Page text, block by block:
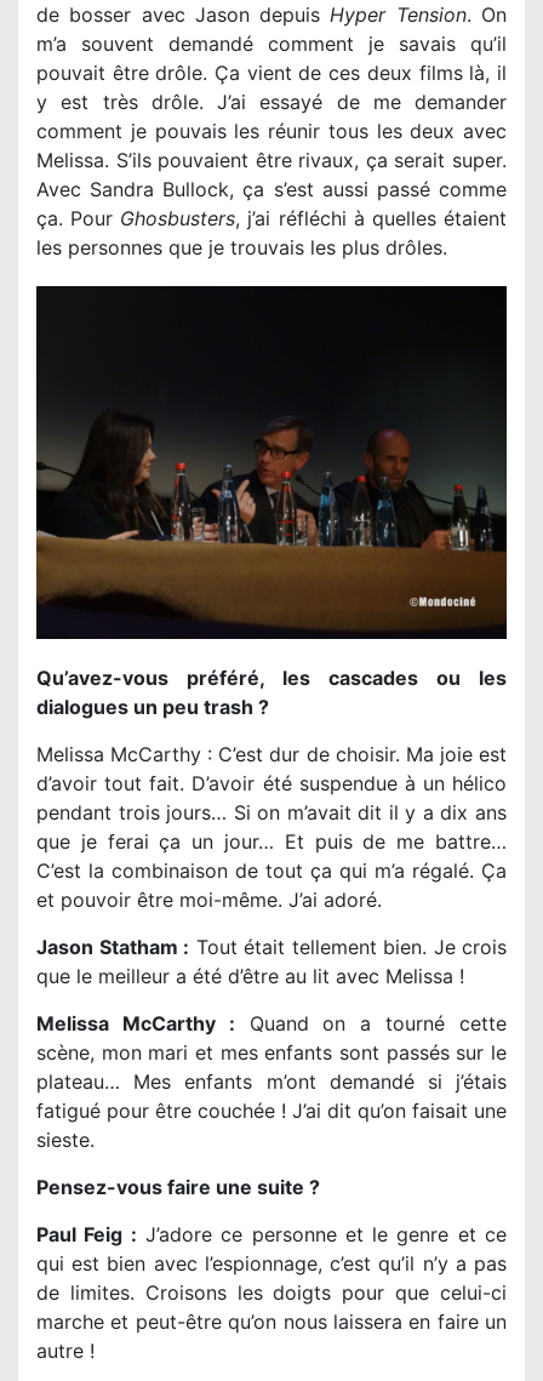
de bosser avec Jason depuisHyper Tension. On
m’a souvent demandé comment je savais qu’il
pouvait être drôle. Ça vient de ces deux films là, il
y est très drôle. J’ai essayé de me demander
comment je pouvais les réunir tous les deux avec
Melissa. S’ils pouvaient être rivaux, ça serait super.
Avec Sandra Bullock, ça s’est aussi passé comme
ça. Pour Ghosbusters, j’ai réfléchi à quelles étaient
les personnes que je trouvais les plus drôles.
Qu’avez-vous préféré, les cascades ou les
dialogues un peu trash ?
Melissa McCarthy : C’est dur de choisir. Ma joie est
d’avoir tout fait. D’avoir été suspendue à un hélico
pendant trois jours… Si on m’avait dit il y a dix ans
que je ferai ça un jour… Et puis de me battre…
C’est la combinaison de tout ça qui m’a régalé. Ça
et pouvoir être moi-même. J’ai adoré.
Jason Statham : Tout était tellement bien. Je crois
que le meilleur a été d’être au lit avec Melissa !
Melissa McCarthy : Quand on a tourné cette
scène, mon mari et mes enfants sont passés sur le
plateau… Mes enfants m’ont demandé si j’étais
fatigué pour être couchée ! J’ai dit qu’on faisait une
sieste.
Pensez-vous faire une suite ?
Paul Feig : J’adore ce personne et le genre et ce
qui est bien avec l’espionnage, c’est qu’il n’y a pas
de limites. Croisons les doigts pour que celui-ci
marche et peut-être qu’on nous laissera en faire un
autre !